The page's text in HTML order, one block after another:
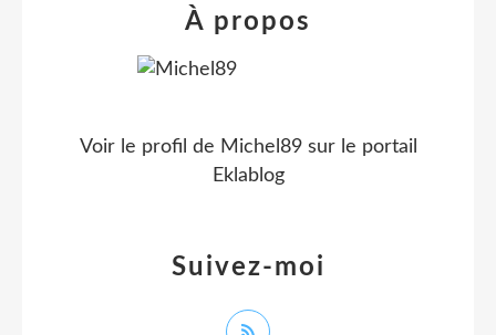
Suivez-moi
À propos
Voir le profil de Michel89sur le portail
Eklablog